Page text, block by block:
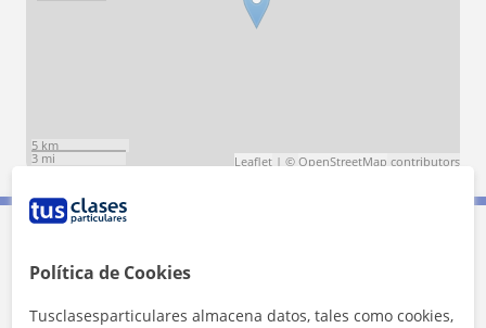
5 km
3 mi
Leaflet | © OpenStreetMap contributors
Contacta con Unai
Política de Cookies
Tusclasesparticulares almacena datos, tales como cookies,